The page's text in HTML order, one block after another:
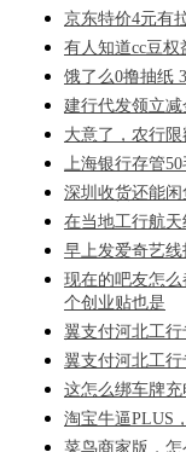
京东特价4元有
有人知道cc豆权
饿了么0撸抽纸
建行代发领立减
大意了，农行限
上海银行存管
深圳收货还能闲
在当地工行航
早上发爱奇艺
现在的吧友怎
个创业贴也是
翼支付河北工行
翼支付河北工行
这怎么绑车牌充
淘宝牛逼PLUS
菜鸟商家版，